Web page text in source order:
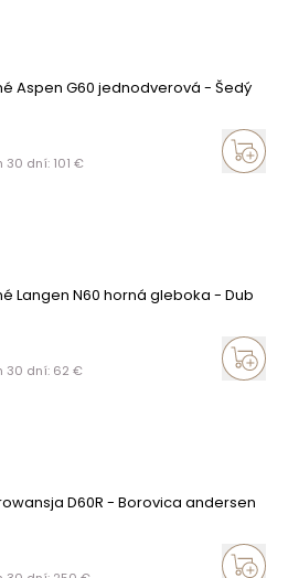
Aspen G60 jednodverová - Šedý
30 dní: 101 €
Langen N60 horná gleboka - Dub
30 dní: 62 €
regál Kuchynský Prowansja D60R - Borovica andersen